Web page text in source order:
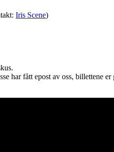
Iris Scene)
har fått epost av oss, billettene